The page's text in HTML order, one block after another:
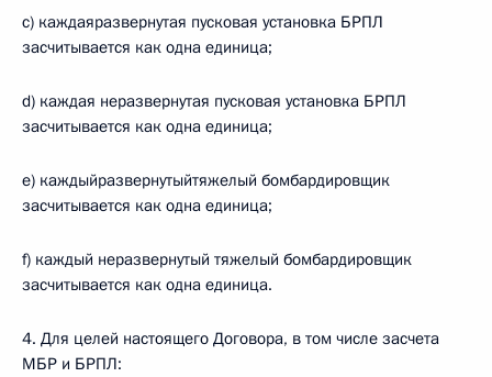
с) каждаяразвернутая пусковая установка БРПЛ
засчитывается как одна единица;
d) каждая неразвернутая пусковая установка БРПЛ
засчитывается как одна единица;
e) каждыйразвернутыйтяжелый бомбардировщик
засчитывается как одна единица;
f) каждый неразвернутый тяжелый бомбардировщик
засчитывается как одна единица.
4. Для целей настоящего Договора, в том числе засчета
МБР и БРПЛ: